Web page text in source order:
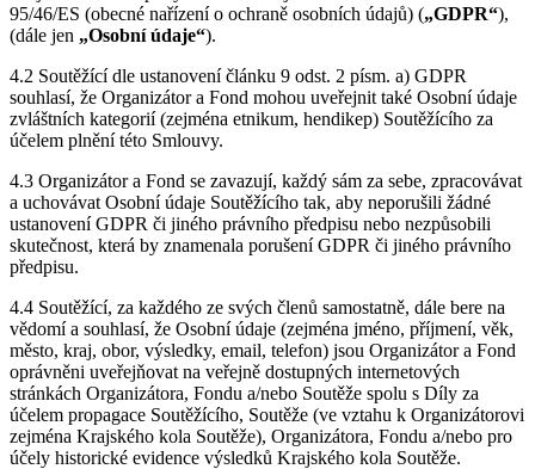
95/46/ES (obecné nařízení o ochraně osobních údajů) („GDPR“),
(dále jen „Osobní údaje“).
4.2 Soutěžící dle ustanovení článku 9 odst. 2 písm. a) GDPR
souhlasí, že Organizátor a Fond mohou uveřejnit také Osobní údaje
zvláštních kategorií (zejména etnikum, hendikep) Soutěžícího za
účelem plnění této Smlouvy.
4.3 Organizátor a Fond se zavazují, každý sám za sebe, zpracovávat
a uchovávat Osobní údaje Soutěžícího tak, aby neporušili žádné
ustanovení GDPR či jiného právního předpisu nebo nezpůsobili
skutečnost, která by znamenala porušení GDPR či jiného právního
předpisu.
4.4 Soutěžící, za každého ze svých členů samostatně, dále bere na
vědomí a souhlasí, že Osobní údaje (zejména jméno, příjmení, věk,
město, kraj, obor, výsledky, email, telefon) jsou Organizátor a Fond
oprávněni uveřejňovat na veřejně dostupných internetových
stránkách Organizátora, Fondu a/nebo Soutěže spolu s Díly za
účelem propagace Soutěžícího, Soutěže (ve vztahu k Organizátorovi
zejména Krajského kola Soutěže), Organizátora, Fondu a/nebo pro
účely historické evidence výsledků Krajského kola Soutěže.